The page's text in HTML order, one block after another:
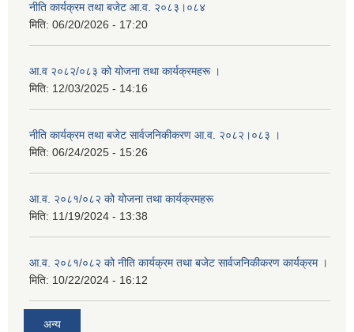
नीति कार्यक्रम तथा बजेट आ.व. २०८३।०८४
मिति: 06/20/2026 - 17:20
आ.व २०८२/०८३ को योजना तथा कार्यक्रमहरू ।
मिति: 12/03/2025 - 14:16
नीति कार्यक्रम तथा बजेट सार्वजनिकीकरण आ.व. २०८२।०८३ ।
मिति: 06/24/2025 - 15:26
आ.व. २०८१/०८२ को योजना तथा कार्यक्रमहरू
मिति: 11/19/2024 - 13:38
आ.व. २०८१/०८२ को नीति कार्यक्रम तथा बजेट सार्वजनिकीकरण कार्यक्रम ।
मिति: 10/22/2024 - 16:12
अन्य